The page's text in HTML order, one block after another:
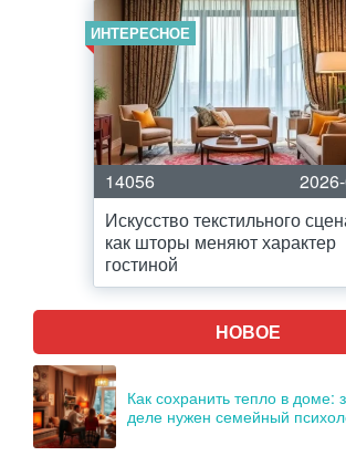
ИНТЕРЕСНОЕ
14056
Искусство текстильного
как шторы меняют характер
гостиной
НОВОЕ
Как сохранить тепло в доме:
деле нужен семейный